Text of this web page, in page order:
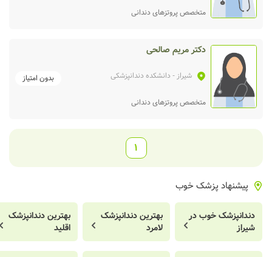
متخصص پروتزهای دندانی
دکتر مریم صالحی
شیراز - دانشکده دندانپزشکی بدون امتیاز
متخصص پروتزهای دندانی
1
پیشنهاد پزشک خوب
دندانپزشک خوب در
شیراز
بهترین دندانپزشک
لامرد
بهترین دندانپزشک
اقلید